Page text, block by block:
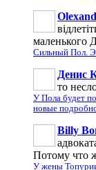
маленького
Сильный Пол.
Денис
то
У Пола будет
новые
Billy
Потому что
У жены